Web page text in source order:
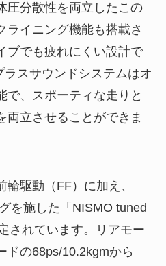
圧分散性を両立したこの
ライニング機能も搭載さ
ブでも疲れにくい設計で
スサウンドシステムはオ
で、スポーティな走りと
両立させることができま
駆動（FF）に加え、
を施した「NISMO tuned
されています。リアモー
ドの68ps/10.2kgmから